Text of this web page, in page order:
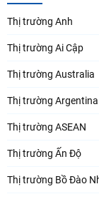
Thị trường Anh
Thị trường Ai Cập
Thị trường Australia
Thị trường Argentina
Thị trường ASEAN
Thị trường Ấn Độ
Thị trường Bồ Đào